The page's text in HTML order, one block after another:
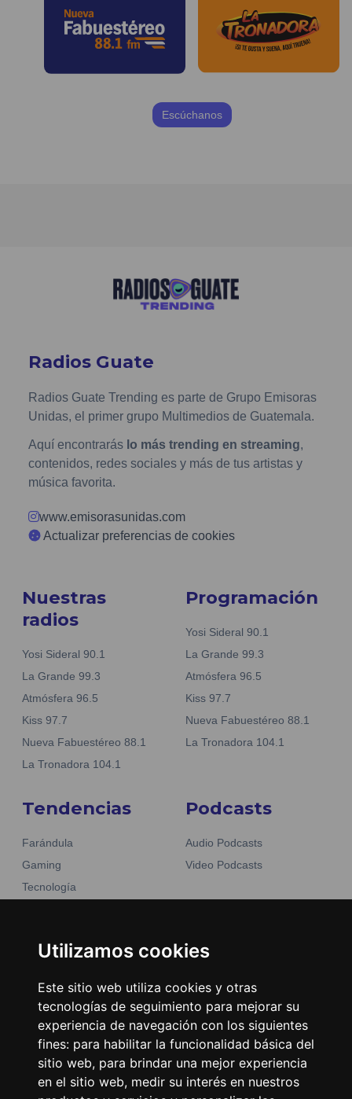
Utilizamos cookies
Este sitio web utiliza cookies y otras
tecnologías de seguimiento para mejorar su
experiencia de navegación con los siguientes
fines: para habilitar la funcionalidad básica del
sitio web, para brindar una mejor experiencia
en el sitio web, medir su interés en nuestros
Escúchanos
Radios Guate
Radios Guate Trending es parte de Grupo Emisoras
Unidas, el primer grupo Multimedios de Guatemala.
Aquí encontrarás lo más trending en streaming,
contenidos, redes sociales y más de tus artistas y
música favorita.
www.emisorasunidas.com
Actualizar preferencias de cookies
Nuestras
radios
Yosi Sideral 90.1
La Grande 99.3
Atmósfera 96.5
Kiss 97.7
Nueva Fabuestéreo 88.1
La Tronadora 104.1
Programación
Yosi Sideral 90.1
La Grande 99.3
Atmósfera 96.5
Kiss 97.7
Nueva Fabuestéreo 88.1
La Tronadora 104.1
Tendencias
Farándula
Gaming
Tecnología
Noticias
Podcasts
Audio Podcasts
Video Podcasts
Emisoras Unidas
Encuéntranos
Contacto
Términos y condiciones
Directorio